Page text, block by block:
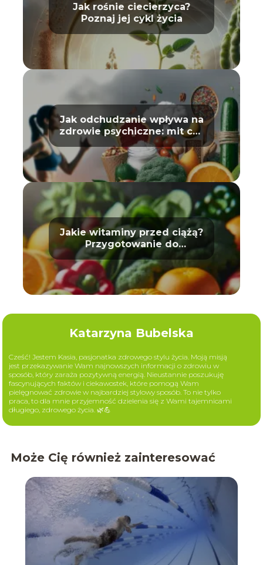
Jak rośnie ciecierzyca?
Poznaj jej cykl życia
Jak odchudzanie wpływa na
zdrowie psychiczne: mit czy
prawda?
Jakie witaminy przed ciążą?
Przygotowanie do
macierzyństwa
Katarzyna Bubelska
Cześć! Jestem Kasia, pasjonatka zdrowego stylu życia. Moją misją
jest przekazywanie Wam najnowszych informacji o zdrowiu w
sposób, który zaraża pozytywną energią. Nieustannie poszukuję
fascynujących faktów i ciekawostek, które pomogą Wam
pielęgnować zdrowie w najbardziej stylowy sposób. To nie tylko
praca, to dla mnie przyjemność dzielenia się z Wami tajemnicami
długiego, zdrowego życia. 🌿💪
Może Cię również zainteresować